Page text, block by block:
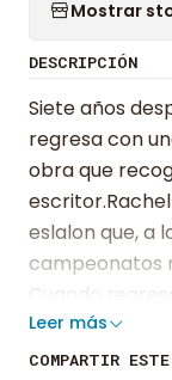
Mostrar
DESCRIPCIÓN
Siete años
regresa con
obra que
eslalon que, a
campeonatos
Cuando
ganado
niño, Adam, el
Leer más
COMPARTIR